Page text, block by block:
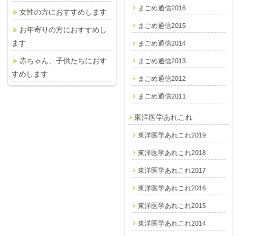
まごめ通信2016
まごめ通信2015
まごめ通信2014
まごめ通信2013
まごめ通信2012
まごめ通信2011
東洋医学あれこれ
東洋医学あれこれ2019
東洋医学あれこれ2018
東洋医学あれこれ2017
東洋医学あれこれ2016
東洋医学あれこれ2015
東洋医学あれこれ2014
女性の方におすすめします
お年寄りの方におすすめし
ます
赤ちゃん、子供たちにおす
すめします